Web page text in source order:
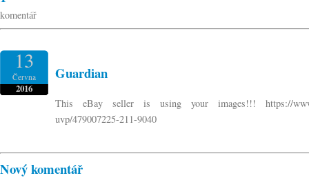
komentář
13
Června
2016
Guardian
This eBay seller is using your images!!! https://
uvp/479007225-211-9040
Nový komentář